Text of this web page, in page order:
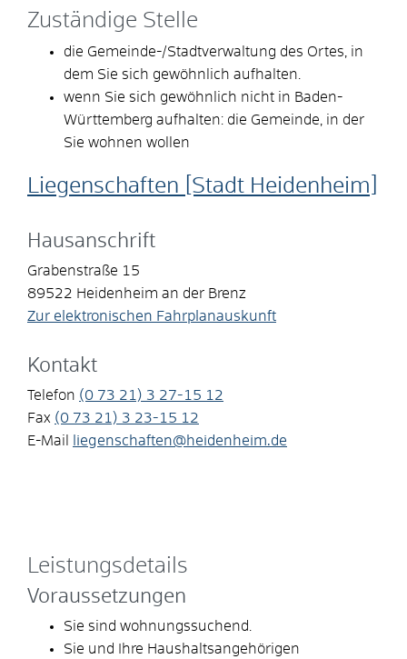
Zuständige Stelle
die Gemeinde-/Stadtverwaltung des Ortes, in
dem Sie sich gewöhnlich aufhalten.
wenn Sie sich gewöhnlich nicht in Baden-
Württemberg aufhalten: die Gemeinde, in der
Sie wohnen wollen
Liegenschaften [Stadt Heidenheim]
Hausanschrift
Grabenstraße 15
89522 Heidenheim an der Brenz
Zur elektronischen Fahrplanauskunft
Kontakt
Telefon (0 73 21) 3 27-15 12
Fax (0 73 21) 3 23-15 12
E-Mail
liegenschaften@heidenheim.de
Leistungsdetails
Voraussetzungen
Sie sind wohnungssuchend.
Sie und Ihre Haushaltsangehörigen